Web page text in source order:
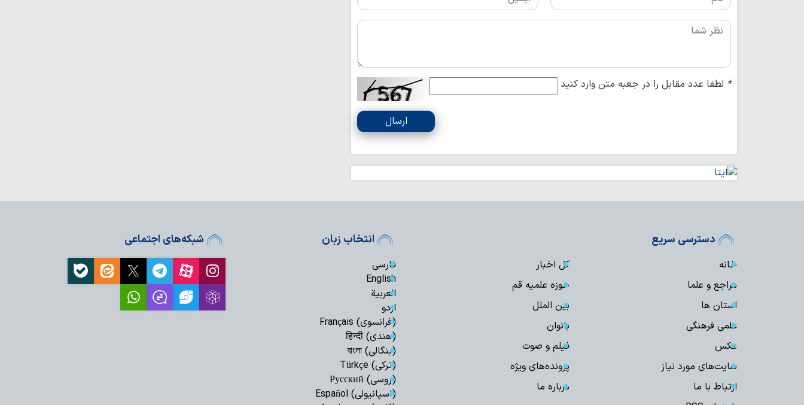
* لطفا عدد مقابل را در جعبه متن وارد کنید
ارسال
انسجام ملی مهم‌ترین هدف جنگ نرم
علیه جمهوری اسلامی ایران است
نباید با اختلاف‌افکنی، سرمایه بزرگ اتحاد و
قدرت منطقه‌ای ایران، دستاورد مقاومت و
وحدت و انسجام ملت ایران، محاسبات
دشمن را برهم زده است
ایستادگی است
قائد شهید به دنبال ایجاد ایران قوی و عدم
دسترسی سریع
خانه
کل اخبار
مراجع و علما
حوزه علمیه قم
استان ها
بین الملل
علمی فرهنگی
بانوان
عکس
فیلم و صوت
سایت‌های مورد نیاز
پرونده‌های ویژه
ارتباط با ما
درباره ما
انتخاب زبان
فارسی
English
العربیة
اردو
(فرانسوی) Français
(هندی) हिन्दी
(بنگالی) বাংলা
(ترکی) Türkçe
(روسی) Русский
(اسپانیولی) Español
شبکه‌های اجتماعی